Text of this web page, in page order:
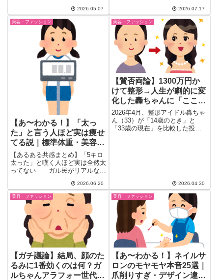
2026.05.07
リアルな声を厳選。舌トレ・ヘッ
ドマッサージ・ボトックスの効果
と注意点、中顔面短縮メイクのコ
ツまで本音の対策法をまとめまし
た。
2026.07.17
美容・ファッション
【あ〜わかる！】「太っ
た」と言う人ほど実は痩せ
てる説｜標準体重・美容体
重・BMIのリアルをガル民
が語る
【あるある共感まとめ】「5キロ
太った」と嘆く人ほど実は全然太
ってない——ガル民がリアルな身
「標準体重＝ぽっちゃり」問題、
BMIと体脂肪率の違い、40代から
の体型変化まで、30-50代女性の
本音を厳選。
2026.06.20
美容・ファッション
【賛否両論】1300万円か
けて整形→人生が劇的に変
化した轟ちゃんに「ここま
で変わるのすごい」｜ガル
ちゃんで議論沸騰
2026年4月、整形アイドル轟ちゃ
ん（33）が「14歳のとき」と
「33歳の現在」を比較した投稿
2026.04.30
美容・ファッション
【ガチ議論】結局、顔のた
るみに1番効くのは何？ガ
ルちゃんアラフォー世代の
美容・ファッション
【あ〜わかる！】ネイルサ
ロンのモヤモヤ本音25選｜
爪削りすぎ・デザイン違